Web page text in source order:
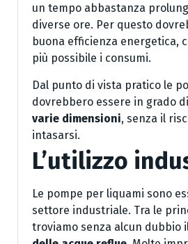
un tempo abbastanza
diverse ore. Per questo
buona efficienza energetica,
più possibile i consumi.
Dal punto di vista pratico le
dovrebbero essere in grado di
varie dimensioni, senza il
intasarsi.
L’utilizzo
Le pompe per liquami sono
settore industriale. Tra le
troviamo senza alcun dubbio